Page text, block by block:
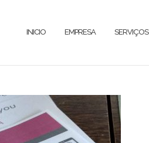
INICIO EMPRESA SERVIÇOS